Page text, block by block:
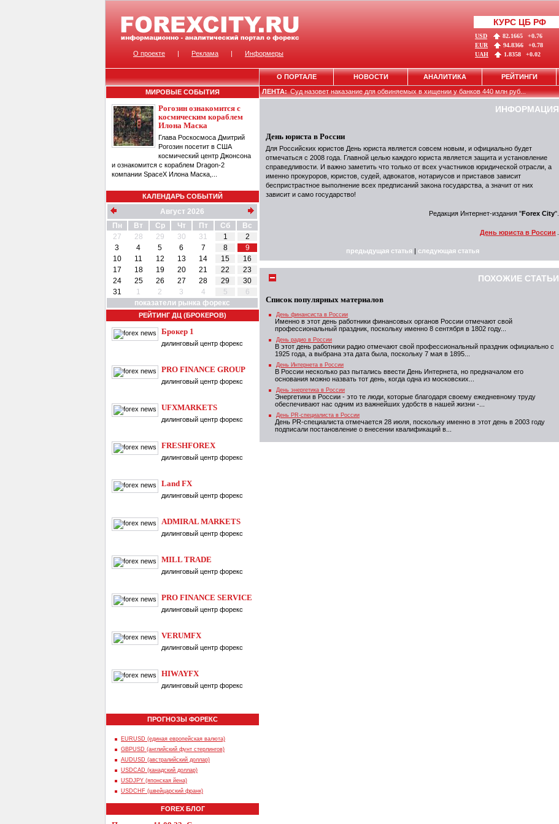
МИРОВЫЕ СОБЫТИЯ
Рогозин ознакомится с
космическим кораблем
Илона Маска
Глава Роскосмоса Дмитрий
Рогозин посетит в США
космический центр Джонсона
и ознакомится с кораблем Dragon-2
компании SpaceX Илона Маска,...
КАЛЕНДАРЬ СОБЫТИЙ
Август 2026
Пн
Вт Ср Чт Пт Сб
Вс
27
28 29 30 31 1
2
3
4 5 6 7 8
9
10
11 12 13 14 15
16
17
18 19 20 21 22
23
24
25 26 27 28 29
30
31
1 2 3 4 5
6
показатели рынка форекс
РЕЙТИНГ ДЦ (БРОКЕРОВ)
Брокер 1
дилинговый центр форекс
PRO FINANCE GROUP
дилинговый центр форекс
UFXMARKETS
дилинговый центр форекс
FRESHFOREX
дилинговый центр форекс
Land FX
дилинговый центр форекс
ADMIRAL MARKETS
дилинговый центр форекс
MILL TRADE
дилинговый центр форекс
PRO FINANCE SERVICE
дилинговый центр форекс
VERUMFX
дилинговый центр форекс
HIWAYFX
дилинговый центр форекс
ПРОГНОЗЫ ФОРЕКС
EURUSD (единая европейская валюта)
GBPUSD (английский фунт стерлингов)
AUDUSD (австралийский доллар)
USDCAD (канадский доллар)
USDJPY (японская йена)
USDCHF (швейцарский франк)
FOREX БЛОГ
ЛЕНТА:Суд назовет наказание для обвиняемых в хищении у банков 440 млн руб...
ИНФОРМАЦИЯ
День юриста в России
Для Российских юристов День юриста является совсем новым, и официально будет
отмечаться с 2008 года. Главной целью каждого юриста является защита и установление
справедливости. И важно заметить что только от всех участников юридической отрасли, а
именно прокуроров, юристов, судей, адвокатов, нотариусов и приставов зависит
беспристрастное выполнение всех предписаний закона государства, а значит от них
зависит и само государство!
Редакция Интернет-издания "Forex City".
День юриста в России
предыдущая статья| следующая статья
ПОХОЖИЕ СТАТЬИ
Список популярных материалов
День финансиста в России
Именно в этот день работники финансовых органов России отмечают свой
профессиональный праздник, поскольку именно 8 сентября в 1802 году...
День радио в России
В этот день работники радио отмечают свой профессиональный праздник официально с
1925 года, а выбрана эта дата была, поскольку 7 мая в 1895...
День Интернета в России
В России несколько раз пытались ввести День Интернета, но предначалом его
основания можно назвать тот день, когда одна из московских...
День энергетика в России
Энергетики в России - это те люди, которые благодаря своему ежедневному труду
обеспечивают нас одним из важнейших удобств в нашей жизни -...
День PR-специалиста в России
День PR-специалиста отмечается 28 июля, поскольку именно в этот день в 2003 году
подписали постановление о внесении квалификаций в...
О проекте | Реклама | Информеры
КУРС ЦБ РФ
USD 82.1665
+0.76
EUR
94.8366
+0.78
UAH
1.8358 +0.02
О ПОРТАЛЕ НОВОСТИ АНАЛИТИКА РЕЙТИНГИ